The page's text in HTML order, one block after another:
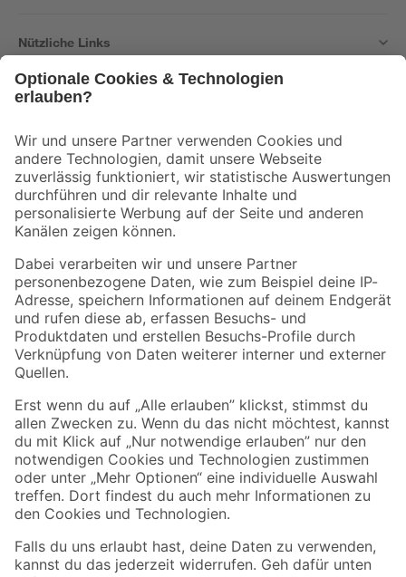
Nützliche Links
Der toom Newsletter: Keine Angebote und Aktionen mehr verpassen!
Zur Newsletter Anmeldung
Folge uns
Zahlungsarten Versandarten
Sicher einkaufen
Jetzt die toom-App herunterladen
Alle Preisangaben in EUR inkl. gesetzl. MwSt.. Die dargestellten Angebote sind unter